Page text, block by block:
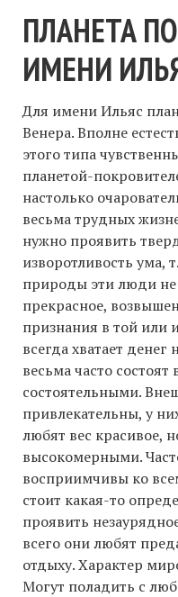
ПЛАНЕТА
ИМЕНИ
Для имени Ильяс
Венера. Вполне
этого типа
планетой-
настолько
весьма трудных
нужно проявить
изворотливость ума,
природы эти люди
прекрасное,
признания в той или
всегда хватает
весьма часто
состоятельными.
привлекательны, у
любят вес красивое,
высокомерными.
восприимчивы ко
стоит какая-то
проявить
всего они любят
отдыху. Характер
Могут поладить с